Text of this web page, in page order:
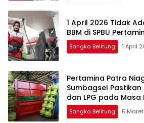
1 April 2026 Tidak
BBM di SPBU
Bangka Belitung 1 April
Pertamina Patra
Sumbagsel Pastikan
dan LPG pada
Menjelang Idulfitri
Bangka Belitung 5